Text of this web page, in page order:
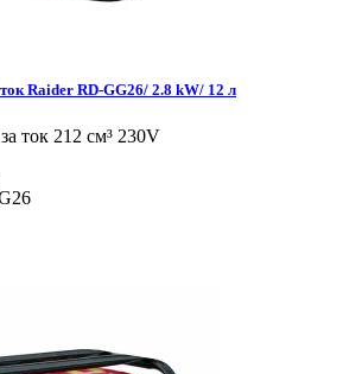
Raider RD-GG26/ 2.8 kW/ 12 л
ток 212 см³ 230V